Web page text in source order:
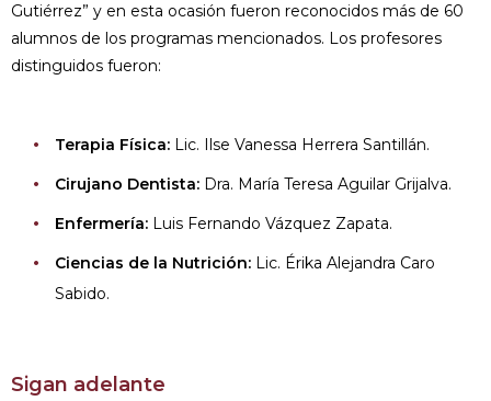
Gutiérrez” y en esta ocasión fueron reconocidos más de 60
alumnos de los programas mencionados. Los profesores
distinguidos fueron:
Terapia Física: Lic. Ilse Vanessa Herrera Santillán.
Cirujano Dentista: Dra. María Teresa Aguilar Grijalva.
Enfermería: Luis Fernando Vázquez Zapata.
Ciencias de la Nutrición: Lic. Érika Alejandra Caro
Sabido.
Sigan adelante